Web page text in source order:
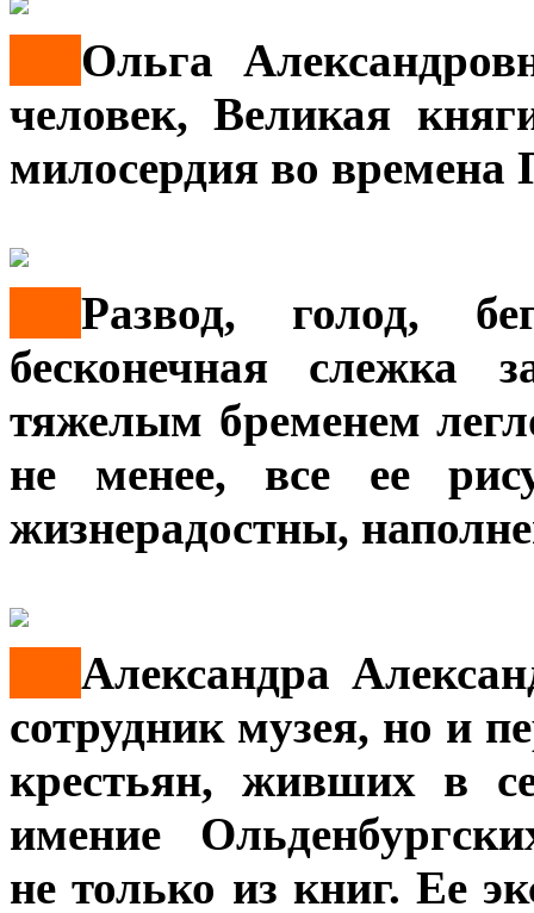
Ольга
человек, Великая
милосердия во
Развод, голод,
бесконечная
тяжелым бременем
не менее, все ее
жизнерадостны,
Александра
сотрудник музея, но и
крестьян, живших в
имение
не только из книг. Ее